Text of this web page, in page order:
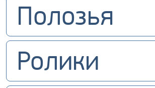
Полозья
Ролики